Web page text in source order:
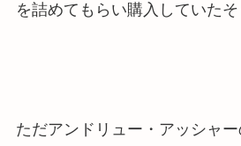
を詰めてもらい購入していたそ
ただアンドリュー・アッシャ